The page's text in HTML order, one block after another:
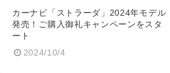
カーナビ「ストラーダ」2024年モデル
発売！ご購入御礼キャンペーンをスタ
ート
2024/10/4